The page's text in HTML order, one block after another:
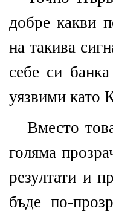
добре какви
на такива
себе си
уязвими като
Вместо
голяма
резултати и
бъде по-